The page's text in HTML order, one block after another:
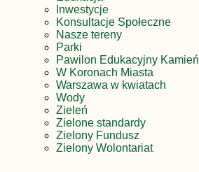
Inwestycje
Konsultacje Społeczne
Nasze tereny
Parki
Pawilon Edukacyjny Kamień
W Koronach Miasta
Warszawa w kwiatach
Wody
Zieleń
Zielone standardy
Zielony Fundusz
Zielony Wolontariat